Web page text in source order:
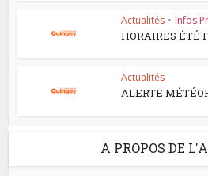
Actualités • Infos
HORAIRES ÉTÉ
Actualités
ALERTE
A PROPOS DE